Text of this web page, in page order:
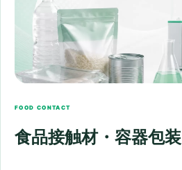
FOOD CONTACT
食品接触材・容器包装